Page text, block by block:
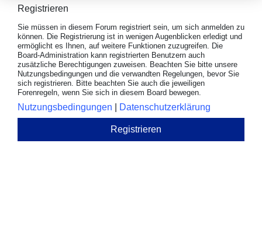
Registrieren
Sie müssen in diesem Forum registriert sein, um sich anmelden zu
können. Die Registrierung ist in wenigen Augenblicken erledigt und
ermöglicht es Ihnen, auf weitere Funktionen zuzugreifen. Die
Board-Administration kann registrierten Benutzern auch
zusätzliche Berechtigungen zuweisen. Beachten Sie bitte unsere
Nutzungsbedingungen und die verwandten Regelungen, bevor Sie
sich registrieren. Bitte beachten Sie auch die jeweiligen
Forenregeln, wenn Sie sich in diesem Board bewegen.
Nutzungsbedingungen Datenschutzerklärung
Registrieren